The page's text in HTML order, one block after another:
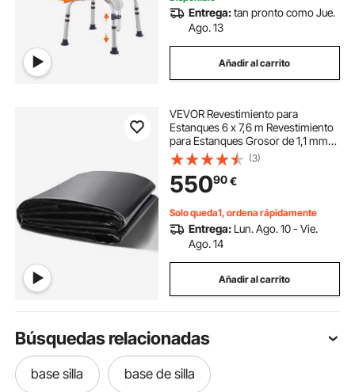
Entrega:tan pronto como Jue.
Ago. 13
Añadir al carrito
VEVOR Revestimiento para
Estanques 6 x 7,6 m Revestimiento
para Estanques Grosor de 1,1 mm
Capa Plegable Base de EPDM Fácil
de Cortar para Estanques de Peces,
Juegos Acuáticos, Cascadas,
Fuentes
(3)
55090€
Solo queda1, ordena rápidamente
Entrega: Lun. Ago. 10 - Vie.
Ago. 14
Añadir al carrito
Búsquedas relacionadas
base silla base de silla